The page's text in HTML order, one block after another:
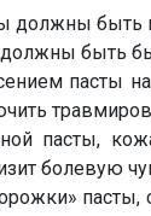
должны быть
быть
пасты
пасты,
болевую
пасты,